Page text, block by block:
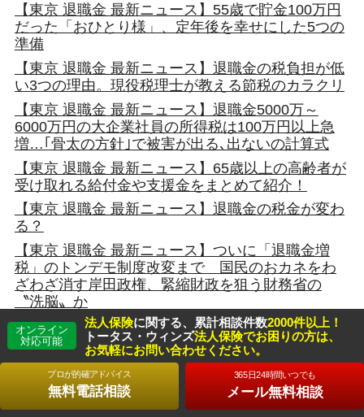
【東京 退職金 最新ニュース】55歳で貯金100万円
だった「おひとり様」、定年後を幸せにした5つの
準備
【東京 退職金 最新ニュース】退職金の税負担が低
い3つの理由。現役税理士が教える節税のカラクリ
【東京 退職金 最新ニュース】退職金5000万～
6000万円の大企業社員の所得税は100万円以上急
増…｢骨太の方針｣で被害が出る､出ないの計算式
【東京 退職金 最新ニュース】65歳以上の高齢者が
受け取れる給付金や支援金をまとめて紹介！
【東京 退職金 最新ニュース】退職金の税金が変わ
る？
【東京 退職金 最新ニュース】ついに「退職金増
税」のトンデモ制度改変まで 国民のおカネをわ
ざわざ消す岸田政権、緊縮財政を狙う財務省の
〝洗脳〟か
【東京 退職金 最新ニュース】税務署が「専業主婦
の通帳」を狙う理由、退職金が危ない！
【東京 退職金 最新ニュース】お金持ちになれるの
は「30代と50代」どっち？家計相談30年のFPの答
えは…
オンライン
対応可能
法人保険に関する、累計相談件数2000件以上！
トータス・ウィンズ法人保険でお困りの方は、
お気軽にお問い合わせください。
プロが的確アドバイス
無料電話相談
365日24時間いつでも
メール無料相談